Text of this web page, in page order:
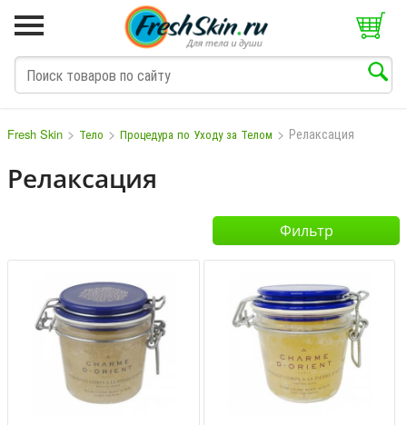
Fresh Skin > Тело > Процедура по Уходу за Телом > Релаксация
Релаксация
Фильтр
T V W